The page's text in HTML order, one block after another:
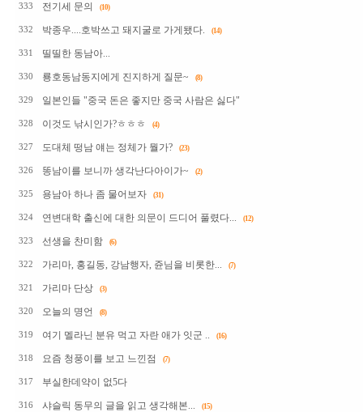
333 전기세 문의 (10)
332 박종우....호박쓰고 돼지굴로 가게됐다. (14)
331 띨띨한 동남아...
330 룡호동남동지에게 진지하게 질문~ (8)
329 일본인들 "중국 돈은 좋지만 중국 사람은 싫다"
328 이것도 낚시인가?ㅎㅎㅎ (4)
327 도대체 떵남 얘는 정체가 뭘가? (23)
326 똥남이를 보니까 생각난다아이가~ (2)
325 용남아 하나 좀 물어보자 (31)
324 연변대학 출신에 대한 의문이 드디어 풀렸다... (12)
323 선생을 찬미함 (6)
322 가리마, 홍길동, 강남행자, 쥰님을 비롯한... (7)
321 가리마 단상 (3)
320 오늘의 명언 (8)
319 여기 멜라닌 분유 먹고 자란 애가 잇군 .. (16)
318 요즘 청풍이를 보고 느낀점 (7)
317 부실한데약이 없5다
316 샤슬릭 동무의 글을 읽고 생각해본... (15)